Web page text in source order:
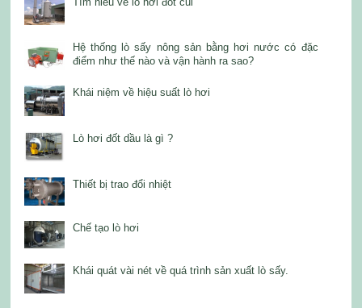
Hệ thống lò sấy nông sản bằng hơi nước có đặc
điểm như thế nào và vận hành ra sao?
Khái niệm về hiệu suất lò hơi
Lò hơi đốt dầu là gì ?
Thiết bị trao đổi nhiệt
Chế tạo lò hơi
Khái quát vài nét về quá trình sản xuất lò sấy.